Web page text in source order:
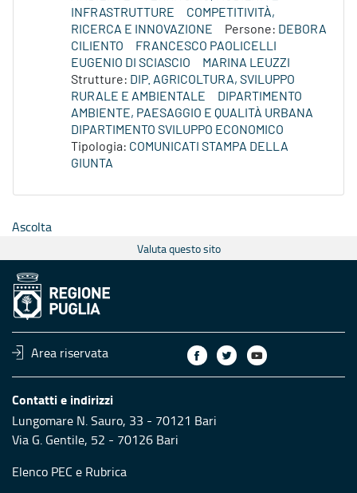
INFRASTRUTTURE
COMPETITIVITÀ,
RICERCA E INNOVAZIONE
Persone: DEBORA
CILIENTO
FRANCESCO PAOLICELLI
EUGENIO DI SCIASCIO
MARINA LEUZZI
Strutture: DIP. AGRICOLTURA, SVILUPPO
RURALE E AMBIENTALE
DIPARTIMENTO
AMBIENTE, PAESAGGIO E QUALITÀ URBANA
DIPARTIMENTO SVILUPPO ECONOMICO
Tipologia: COMUNICATI STAMPA DELLA
GIUNTA
Ascolta
Valuta questo sito
Area riservata
Contatti e indirizzi
Lungomare N. Sauro, 33 - 70121 Bari
Via G. Gentile, 52 - 70126 Bari
Elenco PEC e Rubrica